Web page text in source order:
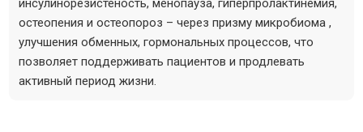
инсулинорезистеность, менопауза, гиперпролактинемия,
остеопения и остеопороз – через призму микробиома ,
улучшения обменных, гормональных процессов, что
позволяет поддерживать пациентов и продлевать
активный период жизни.